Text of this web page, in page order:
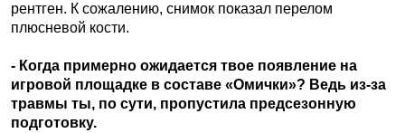
рентген. К сожалению, снимок показал перелом
плюсневой кости.
- Когда примерно ожидается твое появление на
игровой площадке в составе «Омички»? Ведь из-за
травмы ты, по сути, пропустила предсезонную
подготовку.